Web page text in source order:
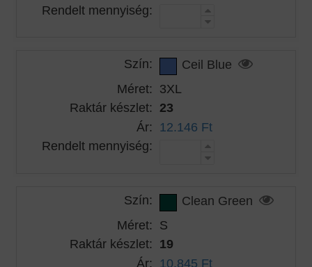
Rendelt mennyiség:
Szín:
Ceil Blue
Méret: 3XL
Raktár készlet: 23
Ár: 12.146 Ft
Rendelt mennyiség:
Szín:
Clean Green
Méret: S
Raktár készlet: 19
Ár: 10.845 Ft